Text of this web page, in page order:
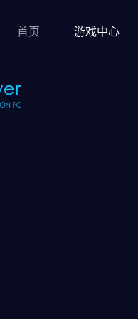
首页 游戏中心